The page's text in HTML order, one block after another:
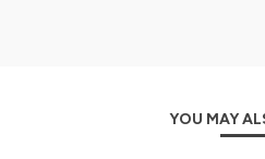
d’interventions, enregistrées
médecine
YOU MAY